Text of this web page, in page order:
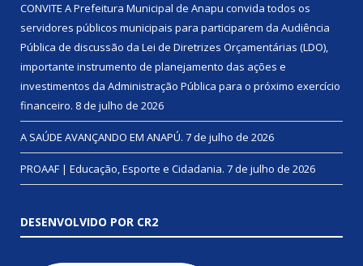
CONVITE A Prefeitura Municipal de Anapu convida todos os
servidores públicos municipais para participarem da Audiência
Pública de discussão da Lei de Diretrizes Orçamentárias (LDO),
importante instrumento de planejamento das ações e
investimentos da Administração Pública para o próximo exercício
financeiro. 8 de julho de 2026
A SAÚDE AVANÇANDO EM ANAPÚ. 7 de julho de 2026
PROAAF | Educação, Esporte e Cidadania. 7 de julho de 2026
DESENVOLVIDO POR CR2